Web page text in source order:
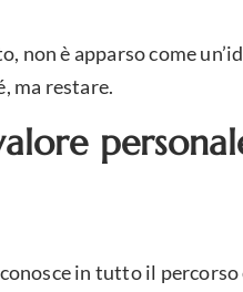
non è apparso come
ma restare.
in tutto il